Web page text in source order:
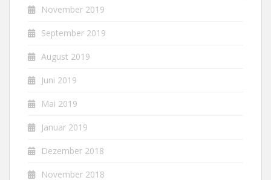
November 2019
September 2019
August 2019
Juni 2019
Mai 2019
Januar 2019
Dezember 2018
November 2018